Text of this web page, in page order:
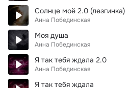
Солнце моё 2.0 (лезгинка)
Анна Побединская
Моя душа
Анна Побединская
Я так тебя ждала 2.0
Анна Побединская
Я так тебя ждала